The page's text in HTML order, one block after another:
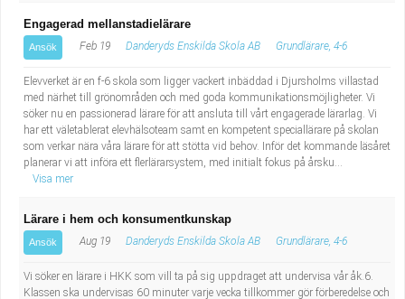
Engagerad mellanstadielärare
Ansök Feb 19 Danderyds Enskilda Skola AB Grundlärare, 4-6
Elevverket är en f-6 skola som ligger vackert inbäddad i Djursholms villastad
med närhet till grönområden och med goda kommunikationsmöjligheter. Vi
söker nu en passionerad lärare för att ansluta till vårt engagerade lärarlag. Vi
har ett väletablerat elevhälsoteam samt en kompetent speciallärare på skolan
som verkar nära våra lärare för att stötta vid behov. Inför det kommande läsåret
planerar vi att införa ett flerlärarsystem, med initialt fokus på årsku...
Visa mer
Lärare i hem och konsumentkunskap
Ansök Aug 19 Danderyds Enskilda Skola AB Grundlärare, 4-6
Vi söker en lärare i HKK som vill ta på sig uppdraget att undervisa vår åk.6.
Klassen ska undervisas 60 minuter varje vecka tillkommer gör förberedelse och